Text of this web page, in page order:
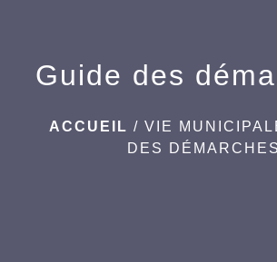
Guide des
ACCUEIL / VIE
DES DÉMARCHES